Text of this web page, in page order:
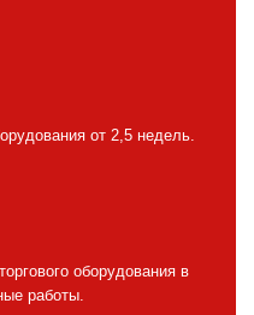
от 2,5 недель.
оборудования в
работы.